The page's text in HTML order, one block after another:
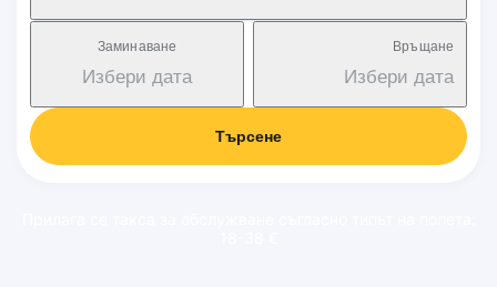
Заминаване
Избери дата
Връщане
Избери дата
Търсене